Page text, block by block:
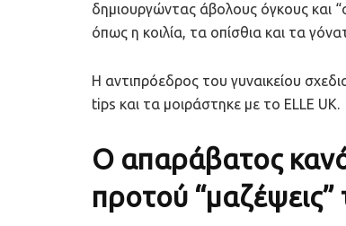
δημιουργώντας άβολους όγκους και
όπως η κοιλία, τα οπίσθια και τα
Η αντιπρόεδρος του γυναικείου
tips και τα μοιράστηκε με το ELLE UK.
O απαράβατος
προτού “μαζέψεις”